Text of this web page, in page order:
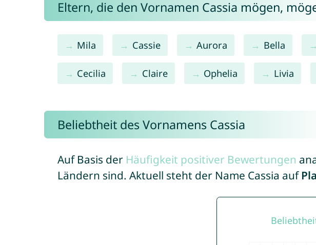
Eltern, die den Vornamen Cassia mögen,
Mila Cassie Aurora Bella
Cecilia Claire Ophelia Livia
Beliebtheit des Vornamens Cassia
Auf Basis der Häufigkeit positiver Bewertungen
Ländern sind. Aktuell steht der Name Cassia auf